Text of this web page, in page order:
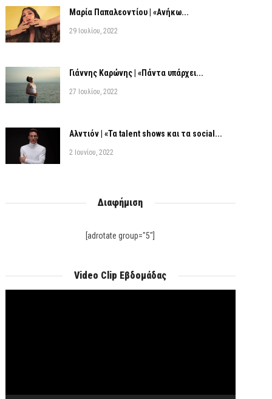
Μαρία Παπαλεοντίου | «Ανήκω...
29 Ιουλίου, 2022
Γιάννης Καρώνης | «Πάντα υπάρχει...
27 Ιουλίου, 2022
Αλντιόν | «Τα talent shows και τα social...
2 Ιουνίου, 2022
Διαφήμιση
[adrotate group="5"]
Video Clip Εβδομάδας